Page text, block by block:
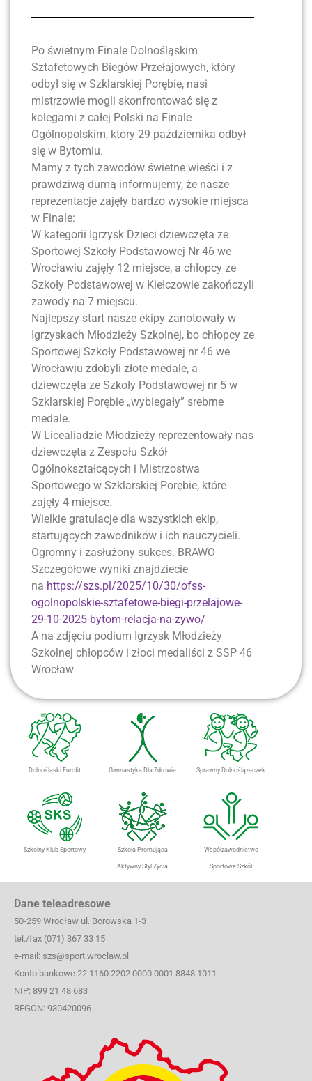
Po świetnym Finale Dolnośląskim
Sztafetowych Biegów Przełajowych, który
odbył się w Szklarskiej Porębie, nasi
mistrzowie mogli skonfrontować się z
kolegami z całej Polski na Finale
Ogólnopolskim, który 29 października odbył
się w Bytomiu.
Mamy z tych zawodów świetne wieści i z
prawdziwą dumą informujemy, że nasze
reprezentacje zajęły bardzo wysokie miejsca
w Finale:
W kategorii Igrzysk Dzieci dziewczęta ze
Sportowej Szkoły Podstawowej Nr 46 we
Wrocławiu zajęły 12 miejsce, a chłopcy ze
Szkoły Podstawowej w Kiełczowie zakończyli
zawody na 7 miejscu.
Najlepszy start nasze ekipy zanotowały w
Igrzyskach Młodzieży Szkolnej, bo chłopcy ze
Sportowej Szkoły Podstawowej nr 46 we
Wrocławiu zdobyli złote medale, a
dziewczęta ze Szkoły Podstawowej nr 5 w
Szklarskiej Porębie „wybiegały” srebrne
medale.
W Licealiadzie Młodzieży reprezentowały nas
dziewczęta z Zespołu Szkół
Ogólnokształcących i Mistrzostwa
Sportowego w Szklarskiej Porębie, które
zajęły 4 miejsce.
Wielkie gratulacje dla wszystkich ekip,
startujących zawodników i ich nauczycieli.
Ogromny i zasłużony sukces. BRAWO
Szczegółowe wyniki znajdziecie
na https://szs.pl/2025/10/30/ofss-
ogolnopolskie-sztafetowe-biegi-przelajowe-
29-10-2025-bytom-relacja-na-zywo/
A na zdjęciu podium Igrzysk Młodzieży
Szkolnej chłopców i złoci medaliści z SSP 46
Wrocław
Dolnośląski Eurofit Gimnastyka Dla Zdrowia Sprawny Dolnoślązaczek
Szkolny Klub Sportowy Szkoła Promująca
Aktywny Styl Życia
Współzawodnictwo
Sportowe Szkół
Dane teleadresowe
50-259 Wrocław ul. Borowska 1-3
tel./fax (071) 367 33 15
e-mail: szs@sport.wroclaw.pl
Konto bankowe 22 1160 2202 0000 0001 8848 1011
NIP: 899 21 48 683
REGON: 930420096